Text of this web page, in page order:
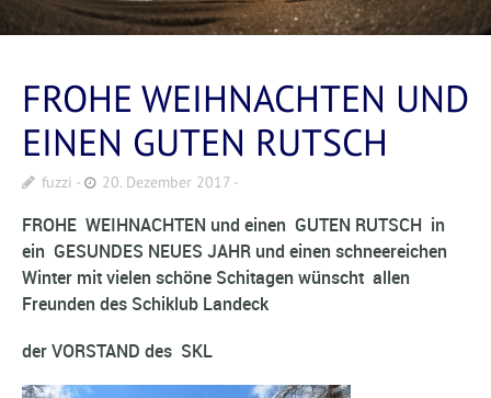
FROHE WEIHNACHTEN UND
EINEN GUTEN RUTSCH
fuzzi 20. Dezember 2017
FROHE WEIHNACHTEN und einen GUTEN RUTSCH in
ein GESUNDES NEUES JAHR und einen schneereichen
Winter mit vielen schöne Schitagen wünscht allen
Freunden des Schiklub Landeck
der VORSTAND des SKL